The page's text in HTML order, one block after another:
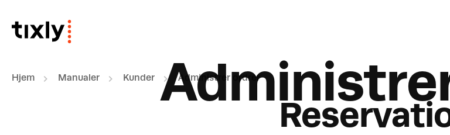
Hjem Manualer Kunder Administrer ordrer